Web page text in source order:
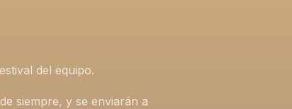
del equipo.
siempre, y se enviarán a